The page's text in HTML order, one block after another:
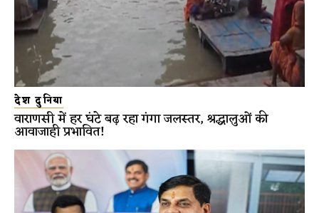
देश दुनिया
वाराणसी में हर घंटे बढ़ रहा गंगा जलस्तर, श्रद्धालुओं की
आवाजाही प्रभावित!